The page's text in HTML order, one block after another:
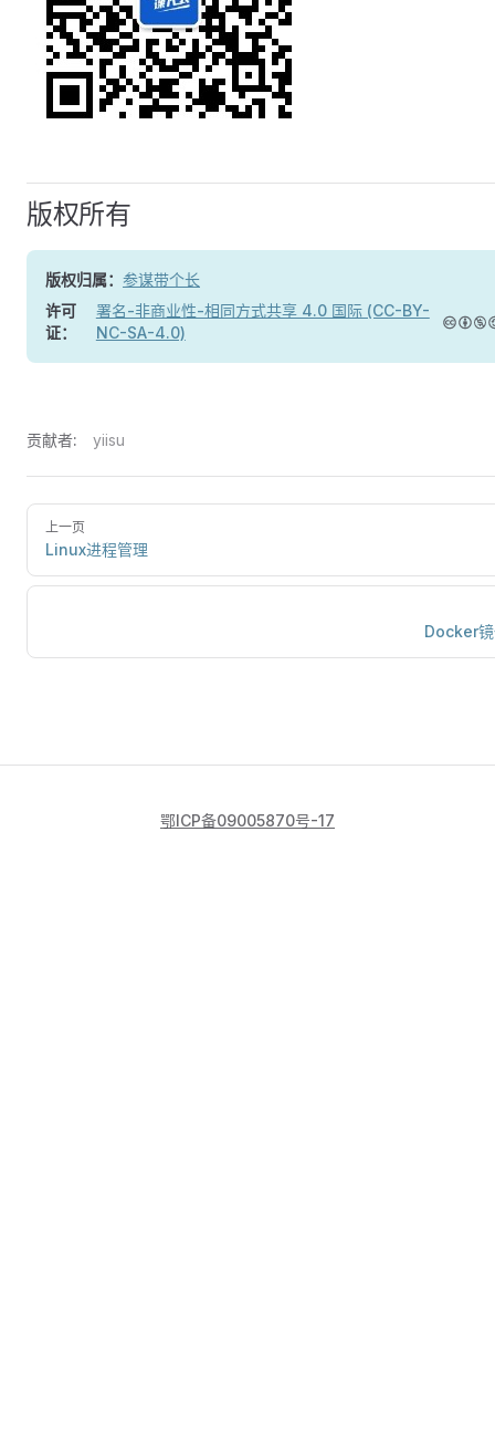
版权所有
版权归属： 参谋带个长
许可
证：
署名-非商业性-相同方式共享 4.0 国际 (CC-BY-
NC-SA-4.0)
贡献者: yiisu
上一页
Linux进程管理
Docker
鄂ICP备09005870号-17